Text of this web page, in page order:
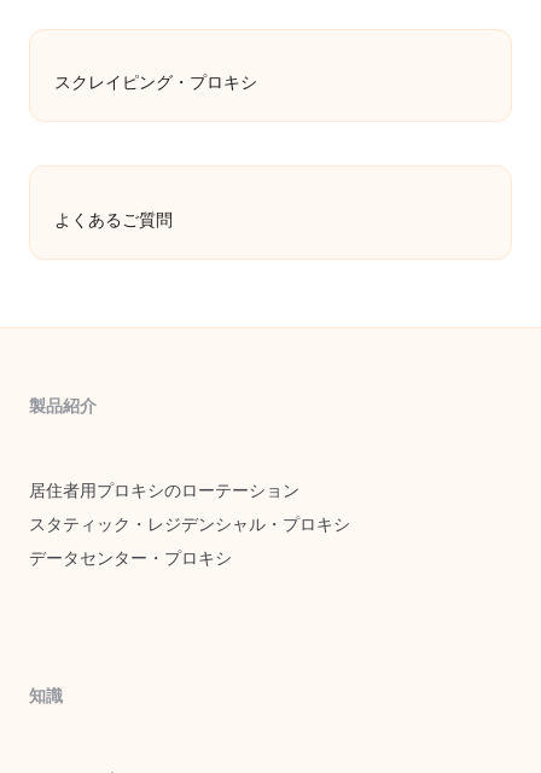
スクレイピング・プロキシ
よくあるご質問
製品紹介
居住者用プロキシのローテーション
スタティック・レジデンシャル・プロキシ
データセンター・プロキシ
知識